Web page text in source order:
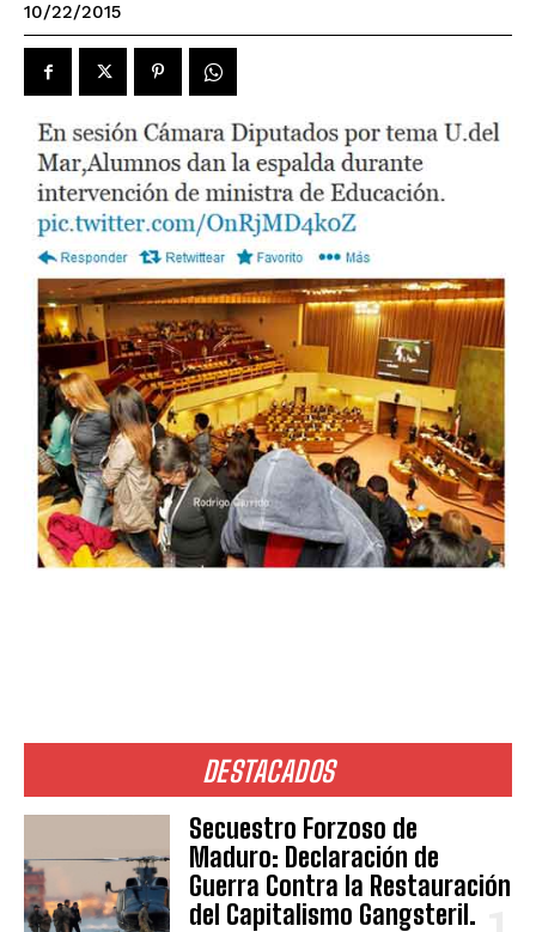
DESTACADOS
Secuestro Forzoso de
Maduro: Declaración de
Guerra Contra la Restauración
del Capitalismo Gangsteril.
10/22/2015